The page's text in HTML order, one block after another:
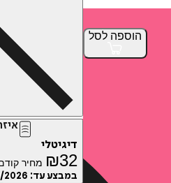
הוספה לסל
דיגיטלי
₪32 מחיר
במבצע עד: 2026